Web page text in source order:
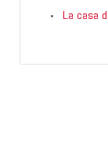
La casa